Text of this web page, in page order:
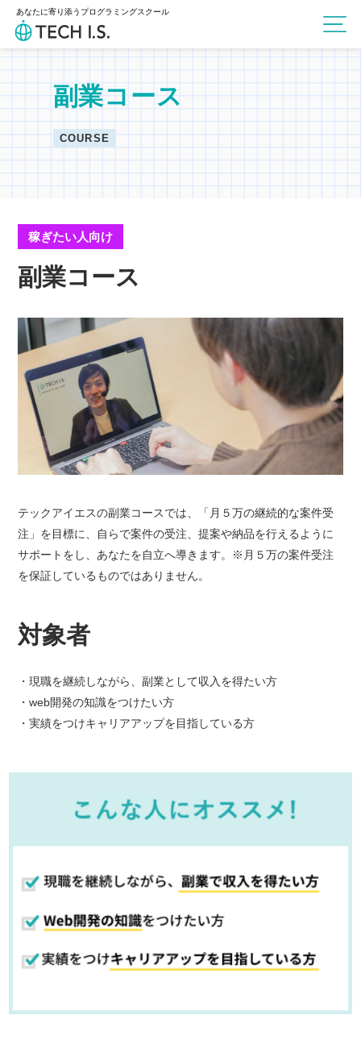
あなたに寄り添うプログラミングスクール
副業コース
COURSE
副業コース
稼ぎたい人向け
テックアイエスの副業コースでは、「月５万の継続的な案件受
注」を目標に、自らで案件の受注、提案や納品を行えるように
サポートをし、あなたを自立へ導きます。※月５万の案件受注
を保証しているものではありません。
対象者
現職を継続しながら、副業として収入を得たい方
web開発の知識をつけたい方
実績をつけキャリアアップを目指している方